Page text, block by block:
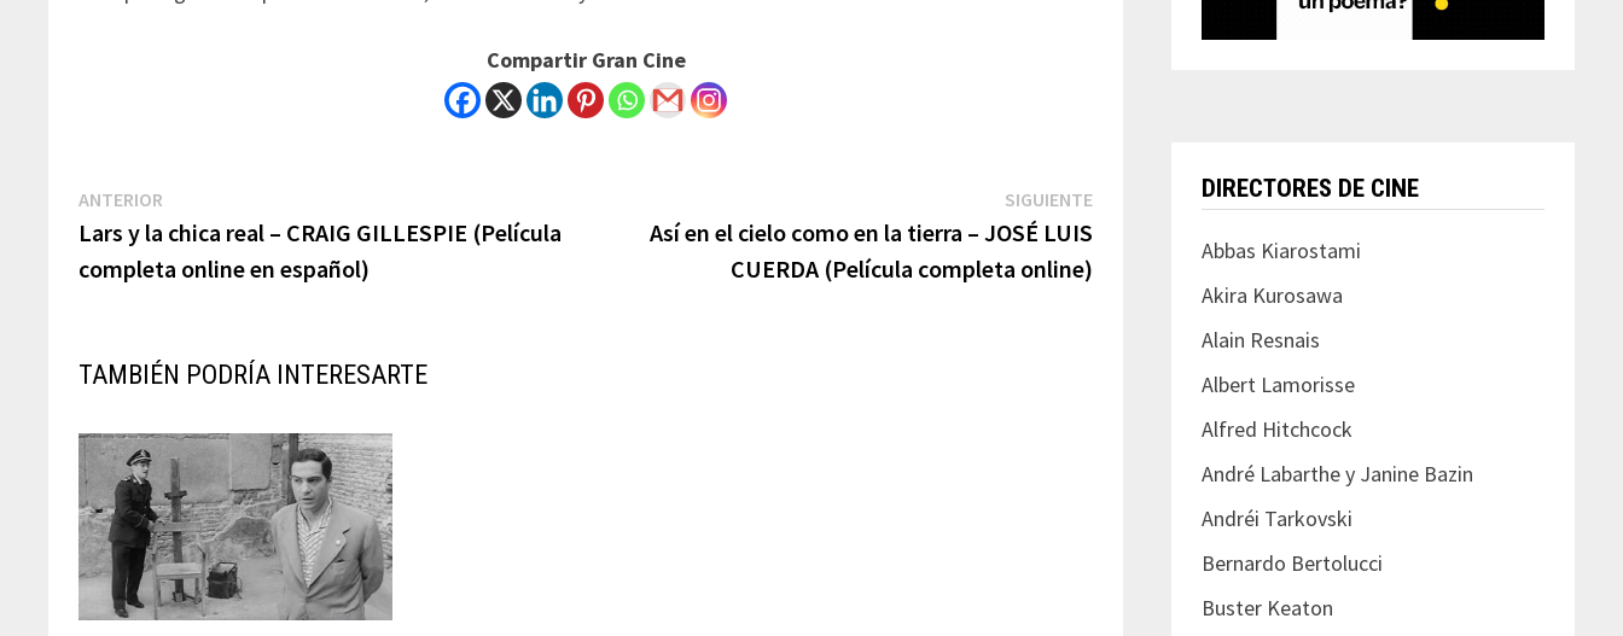
Compartir Gran Cine
Navegación
de
entradas
ANTERIOR
post:
Lars y la chica real – CRAIG GILLESPIE (Película
completa online en español)
SIGUIENTENext
post:
Así en el cielo como en la tierra – JOSÉ LUIS
CUERDA (Película completa online)
TAMBIÉN PODRÍA INTERESARTE
DIRECTORES DE CINE
Abbas Kiarostami
Akira Kurosawa
Alain Resnais
Albert Lamorisse
Alfred Hitchcock
André Labarthe y Janine Bazin
Andréi Tarkovski
Bernardo Bertolucci
Buster Keaton